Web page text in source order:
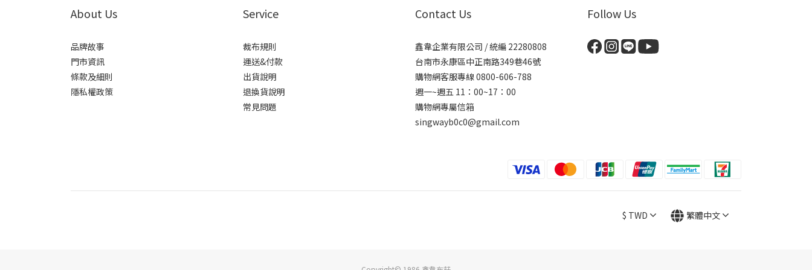
About Us
品牌故事
門市資訊
條款及細則
隱私權政策
Service
裁布規則
運送&付款
出貨說明
退換貨說明
常見問題
Contact Us
鑫韋企業有限公司 / 統編 22280808
台南市永康區中正南路349巷46號
購物網客服專線 0800-606-788
週一~週五 11：00~17：00
購物網專屬信箱
singwayb0c0@gmail.com
Follow Us
$ TWD 繁體中文